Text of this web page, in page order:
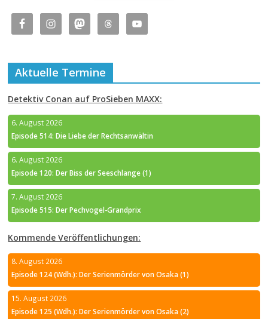
Aktuelle Termine
Detektiv Conan auf ProSieben MAXX:
6. August 2026
Episode 514: Die Liebe der Rechtsanwältin
6. August 2026
Episode 120: Der Biss der Seeschlange (1)
7. August 2026
Episode 515: Der Pechvogel-Grandprix
Kommende Veröffentlichungen:
8. August 2026
Episode 124 (Wdh.): Der Serienmörder von Osaka (1)
15. August 2026
Episode 125 (Wdh.): Der Serienmörder von Osaka (2)